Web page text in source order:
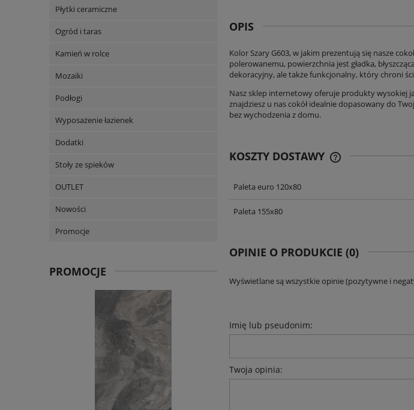
Płytki ceramiczne
Ogród i taras
Kamień w rolce
Mozaiki
Podłogi
Wyposażenie łazienek
Dodatki
Stoły ze spieków
OUTLET
Nowości
Promocje
PROMOCJE
OPIS
Kolor Szary G603, w jakim prezentują się nasze
polerowanemu, powierzchnia jest gładka,
dekoracyjny, ale także funkcjonalny, który chroni
Nasz sklep internetowy oferuje produkty wysokiej
znajdziesz u nas cokół idealnie dopasowany do
bez wychodzenia z domu.
KOSZTY DOSTAWY
CENA NIE
Paleta euro 120x80
Paleta 155x80
OPINIE O PRODUKCIE (0)
Wyświetlane są wszystkie opinie (pozytywne i
Imię lub pseudonim:
Twoja opinia: